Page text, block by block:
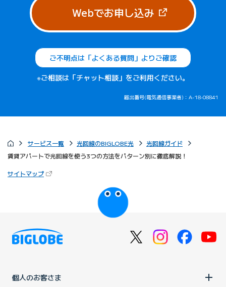
Webでお申し込み（新しいタブ
ご不明点は「よくある質問」よりご確認
※ご相談は「チャット相談」をご利用ください。
届出番号(電気通信事業者)：A-18-08841
サービス一覧 光回線のBIGLOBE光
光回線ガイド
賃貸アパートで光回線を使う3つの方法をパターン別に徹底解説！
サイトマップ（新しいタブで開きます）
個人のお客さま